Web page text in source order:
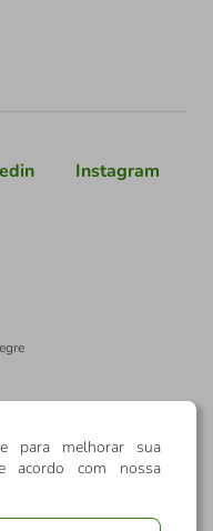
Instagram
para melhorar sua
acordo com nossa